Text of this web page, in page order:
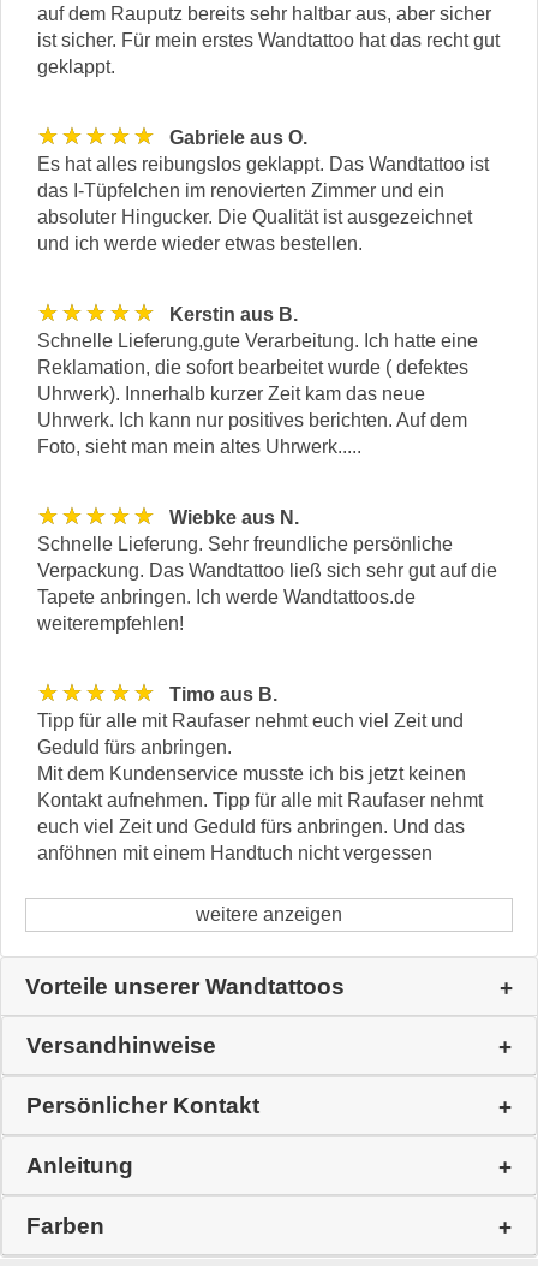
auf dem Rauputz bereits sehr haltbar aus, aber sicher
ist sicher. Für mein erstes Wandtattoo hat das recht gut
geklappt.
★★★★★
Gabriele aus O.
Es hat alles reibungslos geklappt. Das Wandtattoo ist
das I-Tüpfelchen im renovierten Zimmer und ein
absoluter Hingucker. Die Qualität ist ausgezeichnet
und ich werde wieder etwas bestellen.
★★★★★
Kerstin aus B.
Schnelle Lieferung,gute Verarbeitung. Ich hatte eine
Reklamation, die sofort bearbeitet wurde ( defektes
Uhrwerk). Innerhalb kurzer Zeit kam das neue
Uhrwerk. Ich kann nur positives berichten. Auf dem
Foto, sieht man mein altes Uhrwerk.....
★★★★★
Wiebke aus N.
Schnelle Lieferung. Sehr freundliche persönliche
Verpackung. Das Wandtattoo ließ sich sehr gut auf die
Tapete anbringen. Ich werde Wandtattoos.de
weiterempfehlen!
★★★★★
Timo aus B.
Tipp für alle mit Raufaser nehmt euch viel Zeit und
Geduld fürs anbringen.
Mit dem Kundenservice musste ich bis jetzt keinen
Kontakt aufnehmen. Tipp für alle mit Raufaser nehmt
euch viel Zeit und Geduld fürs anbringen. Und das
anföhnen mit einem Handtuch nicht vergessen
weitere anzeigen
Vorteile unserer Wandtattoos
Versandhinweise
Persönlicher Kontakt
Anleitung
Farben